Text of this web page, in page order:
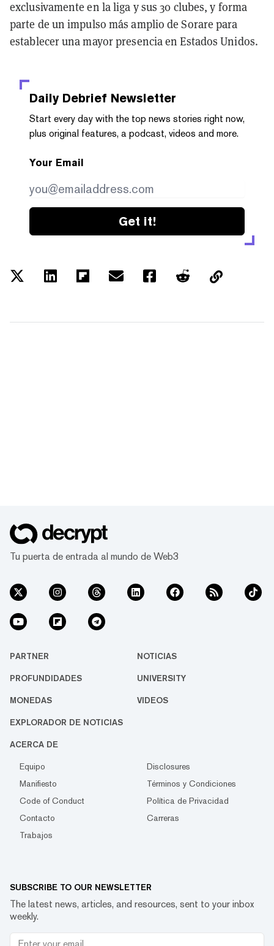
exclusivamente en la liga y sus 30 clubes, y forma
parte de un impulso más amplio de Sorare para
establecer una mayor presencia en Estados Unidos.
Daily Debrief Newsletter
Start every day with the top news stories right now,
plus original features, a podcast, videos and more.
Your Email
Get it!
Tu puerta de entrada al mundo de Web3
PARTNER NOTICIAS
PROFUNDIDADES UNIVERSITY
MONEDAS VIDEOS
EXPLORADOR DE NOTICIAS
ACERCA DE
Equipo
Disclosures
Manifiesto
Términos y Condiciones
Code of Conduct
Política de Privacidad
Contacto
Carreras
Trabajos
SUBSCRIBE TO OUR NEWSLETTER
The latest news, articles, and resources, sent to your inbox
weekly.